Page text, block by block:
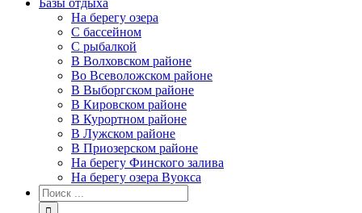
Базы отдыха
На берегу озера
C бассейном
С рыбалкой
В Волховском районе
Во Всеволожском районе
В Выборгском районе
В Кировском районе
В Курортном районе
В Лужском районе
В Приозерском районе
На берегу Финского залива
На берегу озера Вуокса
Результат
поиска: